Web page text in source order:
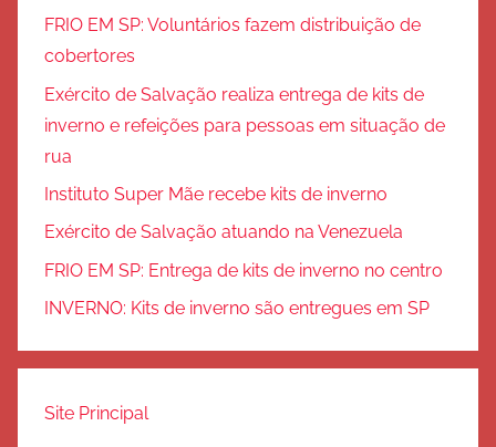
FRIO EM SP: Voluntários fazem distribuição de
cobertores
Exército de Salvação realiza entrega de kits de
inverno e refeições para pessoas em situação de
rua
Instituto Super Mãe recebe kits de inverno
Exército de Salvação atuando na Venezuela
FRIO EM SP: Entrega de kits de inverno no centro
INVERNO: Kits de inverno são entregues em SP
Site Principal